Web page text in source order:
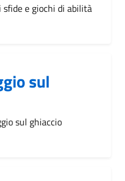
e giochi di abilità
sul
sul ghiaccio